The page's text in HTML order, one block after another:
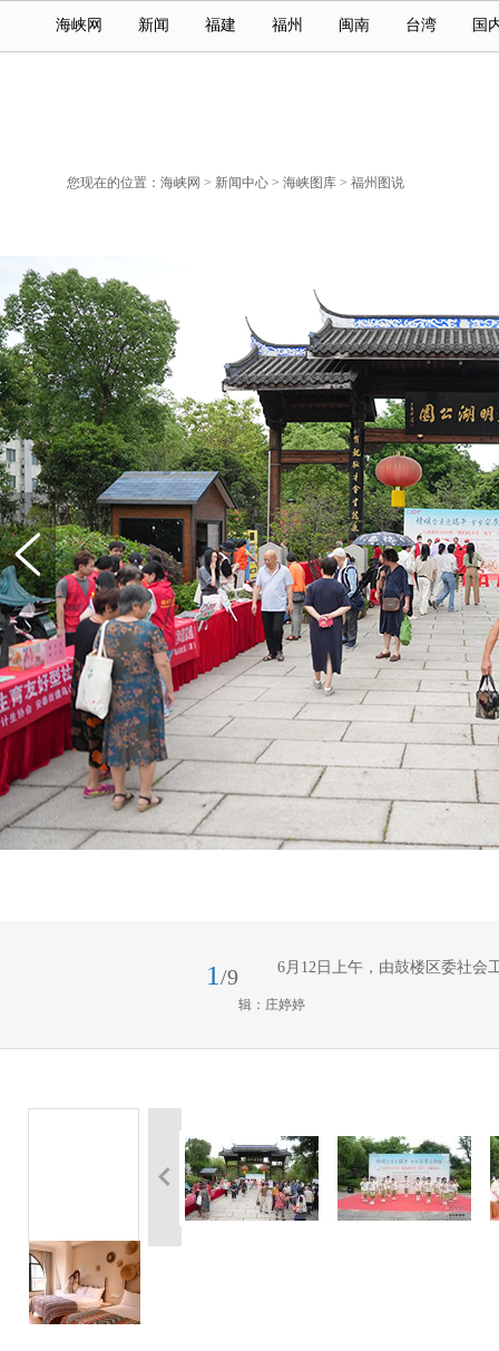
海峡网 新闻 福建 福州 闽南 台湾 国
您现在的位置： 海峡网 > 新闻中心 > 海峡图库 > 福州图说
1 /9
6月12日上午，由鼓楼区委社会
社区党委承办的“情暖企退迎端
节。
辑：庄婷婷